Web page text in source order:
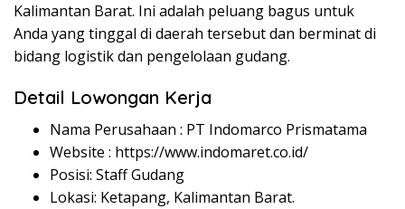
Kalimantan Barat. Ini adalah peluang bagus untuk
Anda yang tinggal di daerah tersebut dan berminat di
bidang logistik dan pengelolaan gudang.
Detail Lowongan Kerja
Nama Perusahaan : PT Indomarco Prismatama
Website : https://www.indomaret.co.id/
Posisi: Staff Gudang
Lokasi: Ketapang, Kalimantan Barat.